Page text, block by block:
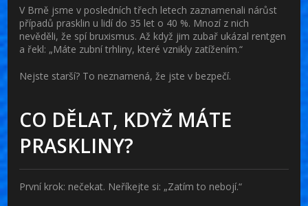
V Brně jsme v posledních třech letech zaznamenali nárůst
případů prasklin u lidí do 35 let o 40 %. Mnozí z nich
nevěděli, že spí bruxismus. Až když jim zubař ukázal rentgen
a řekl: „Máte zubní trhliny, které vznikly zatížením.“
Nejste starší? To neznamená, že jste v bezpečí.
CO DĚLAT, KDYŽ MÁTE
PRASKLINY?
První krok: nečekat. Neříkejte si: „Zatím to nebojí.“